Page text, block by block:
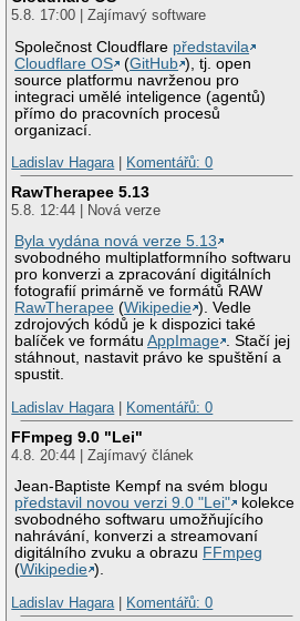
5.8. 17:00 | Zajímavý software
Společnost Cloudflare představila
Cloudflare OS
(GitHub ), tj. open
source platformu navrženou pro
integraci umělé inteligence (agentů)
přímo do pracovních procesů
organizací.
Ladislav Hagara| Komentářů: 0
RawTherapee 5.13
5.8. 12:44 | Nová verze
Byla vydána nová verze 5.13
svobodného multiplatformního softwaru
pro konverzi a zpracování digitálních
fotografií primárně ve formátů RAW
RawTherapee (Wikipedie ). Vedle
zdrojových kódů je k dispozici také
balíček ve formátuAppImage . Stačí jej
stáhnout, nastavit právo ke spuštění a
spustit.
Ladislav Hagara| Komentářů: 0
FFmpeg 9.0 "Lei"
4.8. 20:44 | Zajímavý článek
Jean-Baptiste Kempf na svém blogu
představil novou verzi 9.0 "Lei"
kolekce
svobodného softwaru umožňujícího
nahrávání, konverzi a streamovaní
digitálního zvuku a obrazu FFmpeg
(Wikipedie ).
Ladislav Hagara| Komentářů: 0